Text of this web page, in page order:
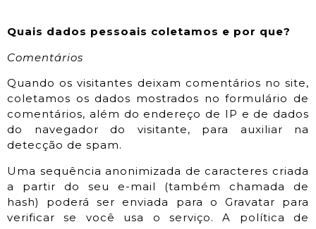
Quais dados pessoais coletamos e por que?
Comentários
Quando os visitantes deixam comentários no site,
coletamos os dados mostrados no formulário de
comentários, além do endereço de IP e de dados
do navegador do visitante, para auxiliar na
detecção de spam.
Uma sequência anonimizada de caracteres criada
a partir do seu e-mail (também chamada de
hash) poderá ser enviada para o Gravatar para
verificar se você usa o serviço. A política de